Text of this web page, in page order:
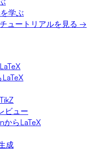
学ぶ
ュートリアルを見る →
ビュー
からLaTeX
成